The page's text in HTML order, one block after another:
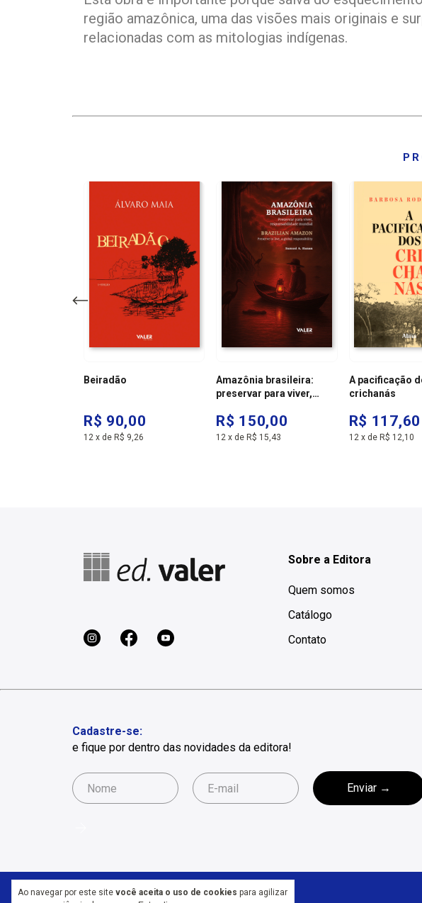
Ao navegar por este site você aceita o uso de cookies para agilizar
região amazônica, uma das visões mais originais e
relacionadas com as mitologias indígenas.
Beiradão
R$ 90,00
12 x de R$ 9,26
Amazônia brasileira:
preservar para viver,
mundial
R$ 150,00
12 x de R$ 15,43
A pacificação
crichanás
R$ 117,60
12 x de R$ 12,10
Sobre a Editora
Quem somos
Catálogo
Contato
Cadastre-se:
e fique por dentro das novidades da editora!